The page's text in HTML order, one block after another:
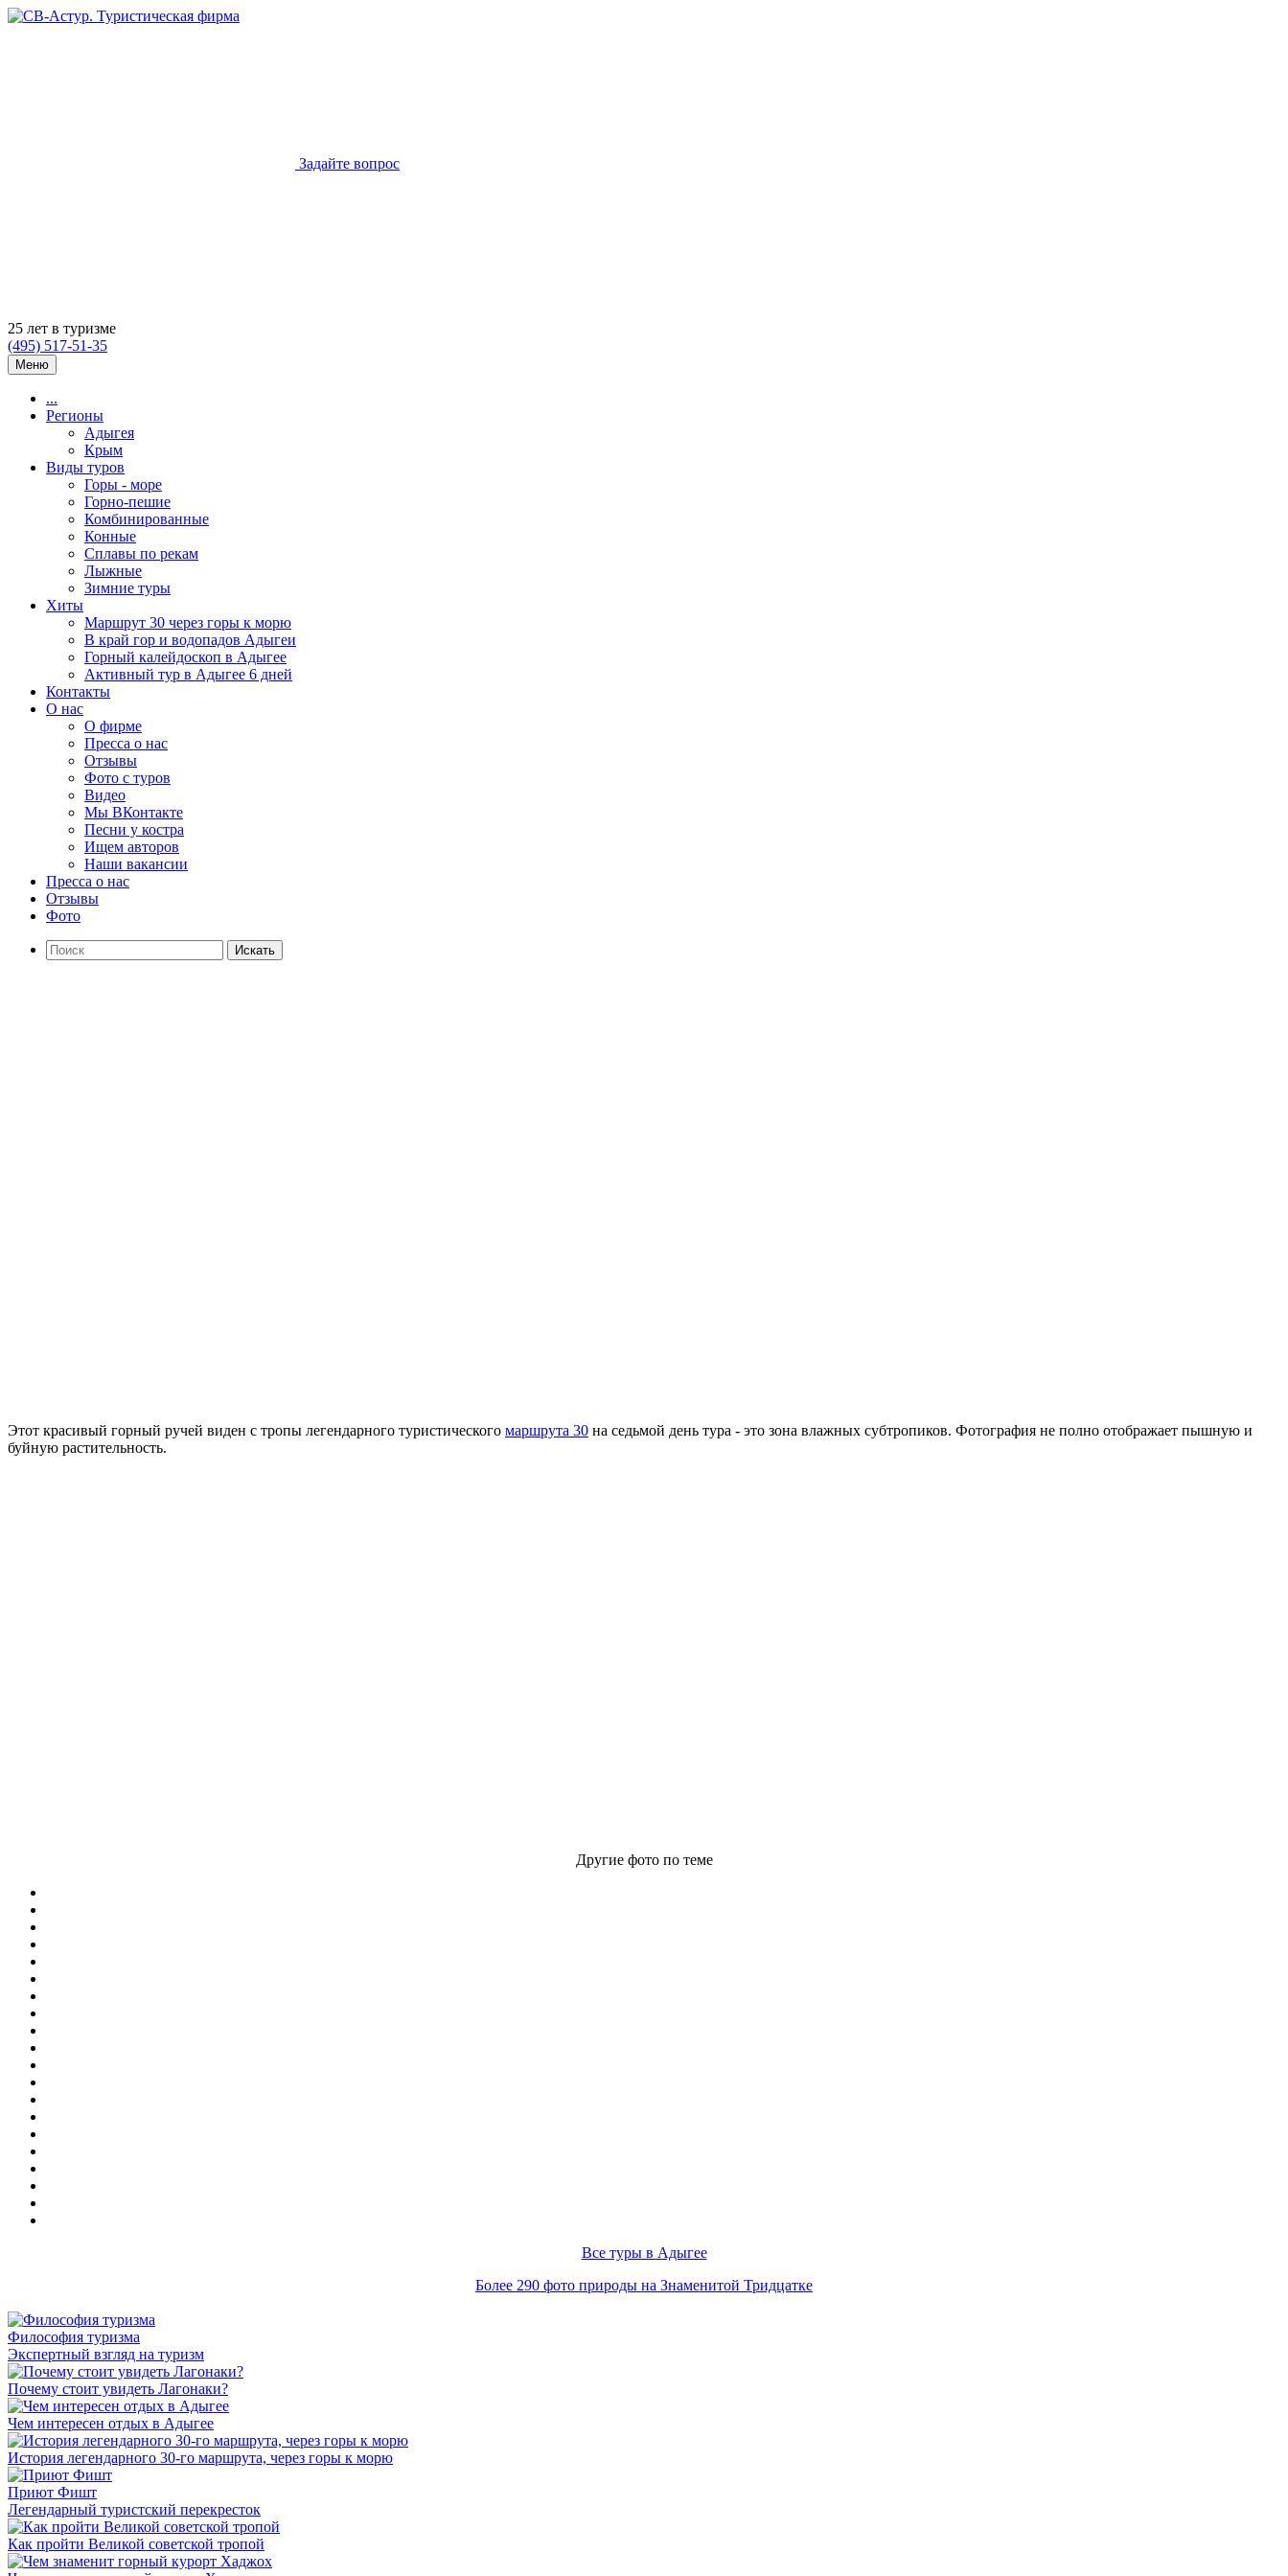
Задайте вопрос
25 лет в туризме
(495) 517-51-35
Меню
...
Регионы
Адыгея
Крым
Виды туров
Горы - море
Горно-пешие
Комбинированные
Конные
Сплавы по рекам
Лыжные
Зимние туры
Хиты
Маршрут 30 через горы к морю
В край гор и водопадов Адыгеи
Горный калейдоскоп в Адыгее
Активный тур в Адыгее 6 дней
Контакты
О нас
О фирме
Пресса о нас
Отзывы
Фото с туров
Видео
Мы ВКонтакте
Песни у костра
Ищем авторов
Наши вакансии
Пресса о нас
Отзывы
Фото
Искать
Этот красивый горный ручей виден с тропы легендарного туристического маршрута 30 на седьмой день тура - это зона влажных субтропиков. Фотография не полно отображает пышную и
буйную растительность.
Другие фото по теме
Все туры в Адыгее
Более 290 фото природы на Знаменитой Тридцатке
Философия туризма
Экспертный взгляд на туризм
Почему стоит увидеть Лагонаки?
Чем интересен отдых в Адыгее
История легендарного 30-го маршрута, через горы к морю
Приют Фишт
Легендарный туристский перекресток
Как пройти Великой советской тропой